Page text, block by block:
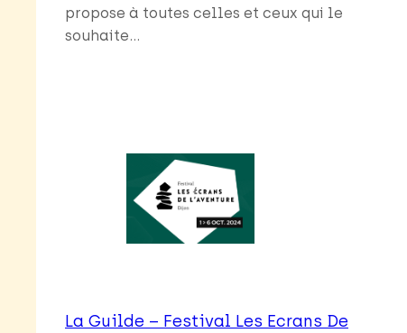
propose à toutes celles et ceux qui le
souhaite…
La Guilde – Festival Les Ecrans De